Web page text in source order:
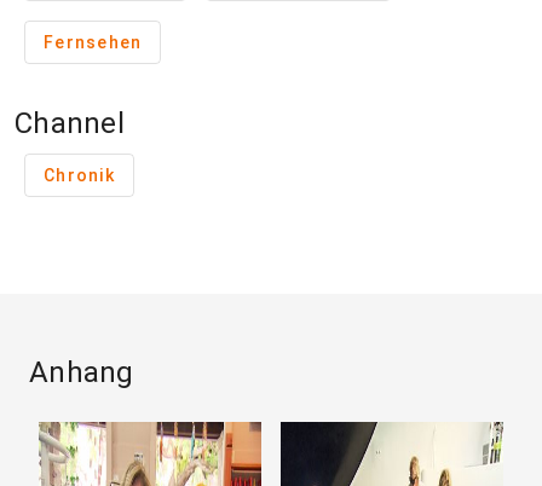
Fernsehen
Channel
Chronik
Anhang